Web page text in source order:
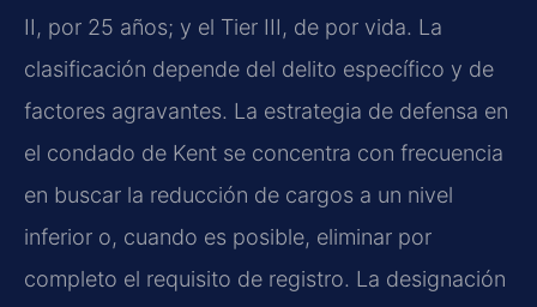
II, por 25 años; y el Tier III, de por vida. La
clasificación depende del delito específico y de
factores agravantes. La estrategia de defensa en
el condado de Kent se concentra con frecuencia
en buscar la reducción de cargos a un nivel
inferior o, cuando es posible, eliminar por
completo el requisito de registro. La designación